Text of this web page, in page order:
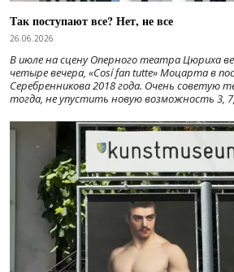
Так поступают все? Нет, не все
26.06.2026
В июле на сцену Оперного театра Цюриха
четыре вечера, «Cosí fan tutte» Моцарта в
Серебренникова 2018 года. Очень советую
тогда, не упустить новую возможность 3,